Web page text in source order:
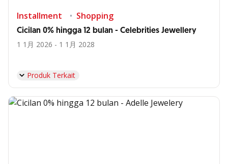
Installment Shopping
Cicilan 0% hingga 12 bulan - Celebrities Jewellery
1 1月 2026 - 1 1月 2028
Produk Terkait